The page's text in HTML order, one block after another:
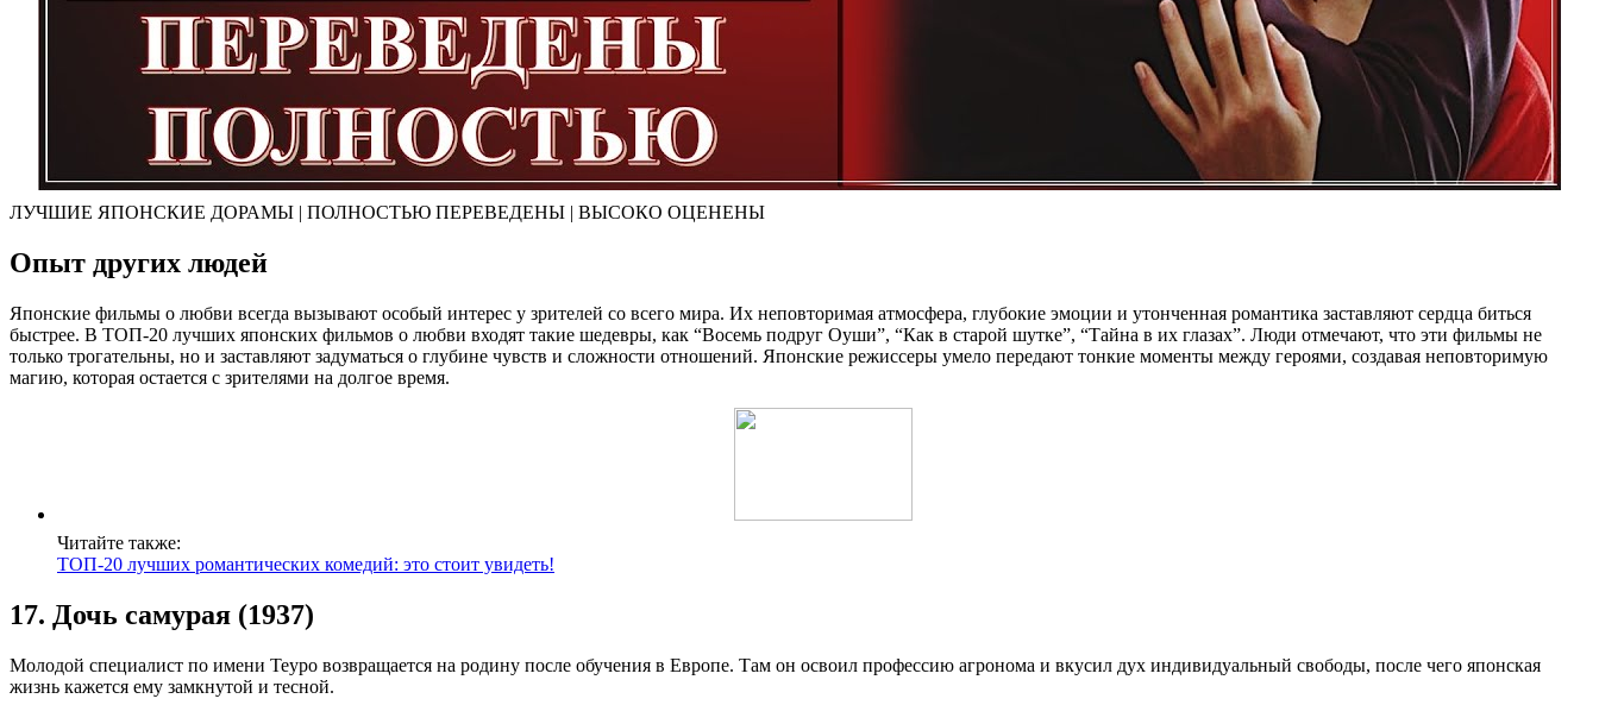
ЛУЧШИЕ ЯПОНСКИЕ ДОРАМЫ | ПОЛНОСТЬЮ ПЕРЕВЕДЕНЫ | ВЫСОКО ОЦЕНЕНЫ
Опыт других людей
Японские фильмы о любви всегда вызывают особый интерес у зрителей со всего мира. Их неповторимая атмосфера, глубокие эмоции и утонченная романтика заставляют сердца биться
быстрее. В ТОП-20 лучших японских фильмов о любви входят такие шедевры, как “Восемь подруг Оуши”, “Как в старой шутке”, “Тайна в их глазах”. Люди отмечают, что эти фильмы не
только трогательны, но и заставляют задуматься о глубине чувств и сложности отношений. Японские режиссеры умело передают тонкие моменты между героями, создавая неповторимую
магию, которая остается с зрителями на долгое время.
Читайте также:
ТОП-20 лучших романтических комедий: это стоит увидеть!
17. Дочь самурая (1937)
Молодой специалист по имени Теуро возвращается на родину после обучения в Европе. Там он освоил профессию агронома и вкусил дух индивидуальный свободы, после чего японская
жизнь кажется ему замкнутой и тесной.